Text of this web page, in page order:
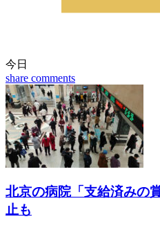
今日
share comments
北京の病院「支給済み
止も